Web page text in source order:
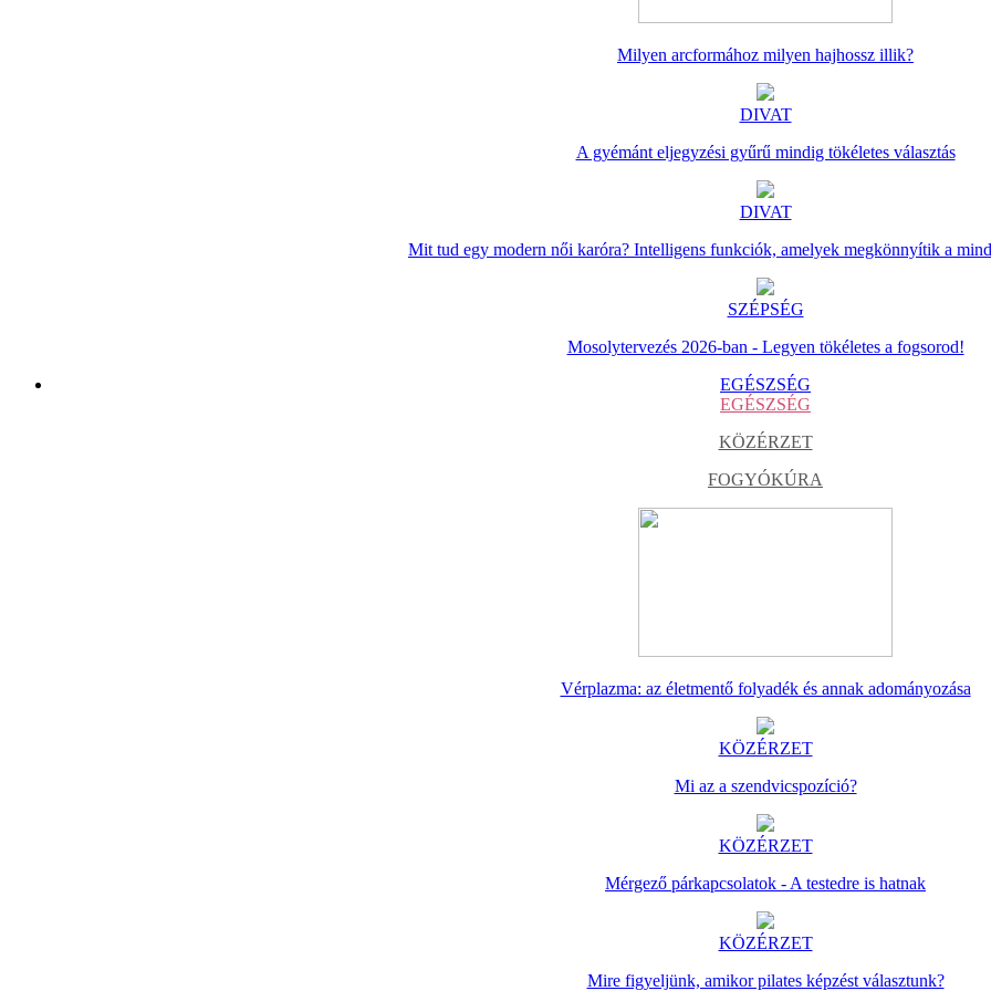
Milyen arcformához milyen hajhossz illik?
DIVAT
A gyémánt eljegyzési gyűrű mindig tökéletes választás
DIVAT
Mit tud egy modern női karóra? Intelligens funkciók, amelyek megkönnyítik a
SZÉPSÉG
Mosolytervezés 2026-ban - Legyen tökéletes a fogsorod!
EGÉSZSÉG
EGÉSZSÉG
KÖZÉRZET
FOGYÓKÚRA
Vérplazma: az életmentő folyadék és annak adományozása
KÖZÉRZET
Mi az a szendvicspozíció?
KÖZÉRZET
Mérgező párkapcsolatok - A testedre is hatnak
KÖZÉRZET
Mire figyeljünk, amikor pilates képzést választunk?